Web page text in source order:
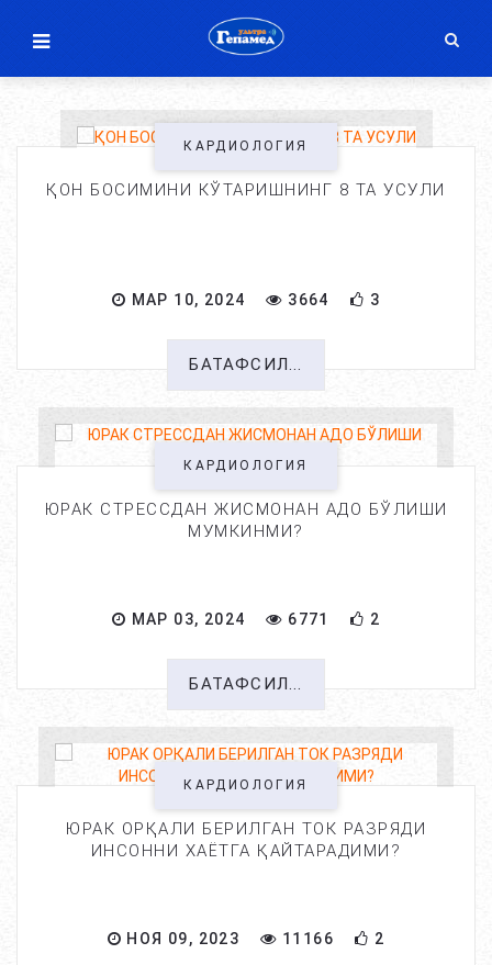
КАРДИОЛОГИЯ
ҚОН БОСИМИНИ КЎТАРИШНИНГ 8 ТА УСУЛИ
МАР 10, 2024 3664 3
БАТАФСИЛ...
КАРДИОЛОГИЯ
ЮРАК СТРЕССДАН ЖИСМОНАН АДО БЎЛИШИ
МУМКИНМИ?
МАР 03, 2024 6771 2
БАТАФСИЛ...
КАРДИОЛОГИЯ
ЮРАК ОРҚАЛИ БЕРИЛГАН ТОК РАЗРЯДИ
ИНСОННИ ХАЁТГА ҚАЙТАРАДИМИ?
НОЯ 09, 2023 11166 2